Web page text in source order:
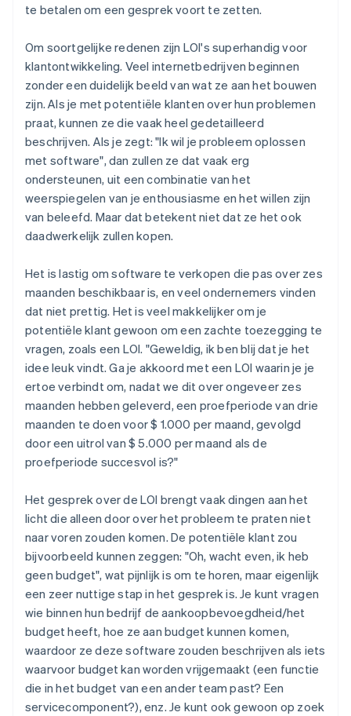
te betalen om een gesprek voort te zetten.
Om soortgelijke redenen zijn LOI's superhandig voor
klantontwikkeling. Veel internetbedrijven beginnen
zonder een duidelijk beeld van wat ze aan het bouwen
zijn. Als je met potentiële klanten over hun problemen
praat, kunnen ze die vaak heel gedetailleerd
beschrijven. Als je zegt: "Ik wil je probleem oplossen
met software", dan zullen ze dat vaak erg
ondersteunen, uit een combinatie van het
weerspiegelen van je enthousiasme en het willen zijn
van beleefd. Maar dat betekent niet dat ze het ook
daadwerkelijk zullen kopen.
Het is lastig om software te verkopen die pas over zes
maanden beschikbaar is, en veel ondernemers vinden
dat niet prettig. Het is veel makkelijker om je
potentiële klant gewoon om een zachte toezegging te
vragen, zoals een LOI. "Geweldig, ik ben blij dat je het
idee leuk vindt. Ga je akkoord met een LOI waarin je je
ertoe verbindt om, nadat we dit over ongeveer zes
maanden hebben geleverd, een proefperiode van drie
maanden te doen voor $ 1.000 per maand, gevolgd
door een uitrol van $ 5.000 per maand als de
proefperiode succesvol is?"
Het gesprek over de LOI brengt vaak dingen aan het
licht die alleen door over het probleem te praten niet
naar voren zouden komen. De potentiële klant zou
bijvoorbeeld kunnen zeggen: "Oh, wacht even, ik heb
geen budget", wat pijnlijk is om te horen, maar eigenlijk
een zeer nuttige stap in het gesprek is. Je kunt vragen
wie binnen hun bedrijf de aankoopbevoegdheid/het
budget heeft, hoe ze aan budget kunnen komen,
waardoor ze deze software zouden beschrijven als iets
waarvoor budget kan worden vrijgemaakt (een functie
die in het budget van een ander team past? Een
servicecomponent?), enz. Je kunt ook gewoon op zoek